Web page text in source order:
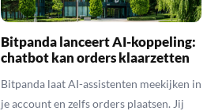
Bitpanda lanceert AI-koppeling:
chatbot kan orders klaarzetten
Bitpanda laat AI-assistenten meekijken in
je account en zelfs orders plaatsen. Jij